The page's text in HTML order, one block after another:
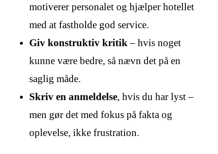
motiverer personalet og hjælper hotellet
med at fastholde god service.
Giv konstruktiv kritik– hvis noget
kunne være bedre, så nævn det på en
saglig måde.
Skriv en anmeldelse, hvis du har lyst –
men gør det med fokus på fakta og
oplevelse, ikke frustration.